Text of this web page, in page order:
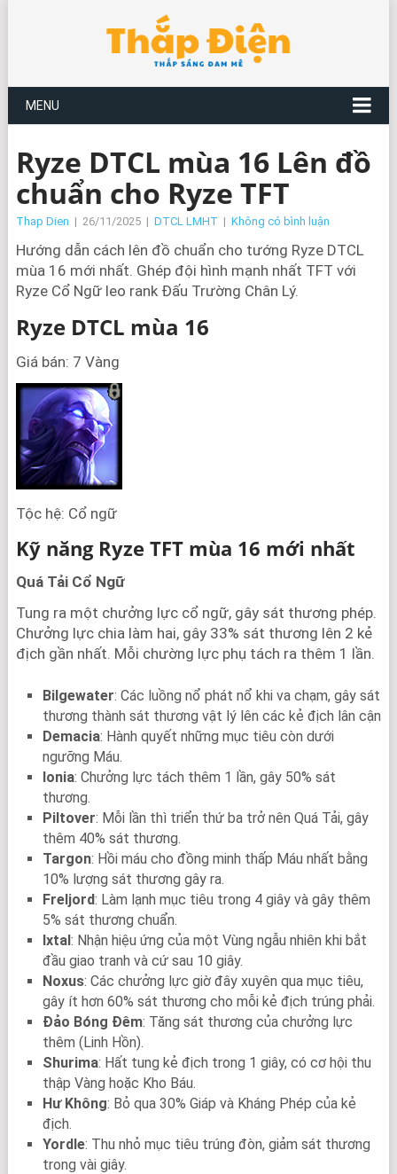
MENU
Ryze DTCL mùa 16 Lên đồ
chuẩn cho Ryze TFT
Thap Dien | 26/11/2025 | DTCL LMHT | Không có bình luận
Hướng dẫn cách lên đồ chuẩn cho tướng Ryze DTCL
mùa 16 mới nhất. Ghép đội hình mạnh nhất TFT với
Ryze Cổ Ngữ leo rank Đấu Trường Chân Lý.
Ryze DTCL mùa 16
Giá bán: 7 Vàng
Tộc hệ: Cổ ngữ
Kỹ năng Ryze TFT mùa 16 mới nhất
Quá Tải Cổ Ngữ
Tung ra một chưởng lực cổ ngữ, gây sát thương phép.
Chưởng lực chia làm hai, gây 33% sát thương lên 2 kẻ
địch gần nhất. Mỗi chường lực phụ tách ra thêm 1 lần.
Bilgewater: Các luồng nổ phát nổ khi va chạm, gây sát
thương thành sát thương vật lý lên các kẻ địch lân cận
Demacia: Hành quyết những mục tiêu còn dưới
ngưỡng Máu.
lonia: Chưởng lực tách thêm 1 lần, gây 50% sát
thương.
Piltover: Mỗi lần thì triển thứ ba trở nên Quá Tải, gây
thêm 40% sát thương.
Targon: Hồi máu cho đồng minh thấp Máu nhất bằng
10% lượng sát thương gây ra.
Freljord: Làm lạnh mục tiêu trong 4 giây và gây thêm
5% sát thương chuẩn.
Ixtal: Nhận hiệu ứng của một Vùng ngẫu nhiên khi bắt
đầu giao tranh và cứ sau 10 giây.
Noxus: Các chưởng lực giờ đây xuyên qua mục tiêu,
gây ít hơn 60% sát thương cho mỗi kẻ địch trúng phải.
Đảo Bóng Đêm: Tăng sát thương của chưởng lực
thêm (Linh Hồn).
Shurima: Hất tung kẻ địch trong 1 giây, có cơ hội thu
thập Vàng hoặc Kho Báu.
Hư Không: Bỏ qua 30% Giáp và Kháng Phép của kẻ
địch.
Yordle: Thu nhỏ mục tiêu trúng đòn, giảm sát thương
trong vài giây.